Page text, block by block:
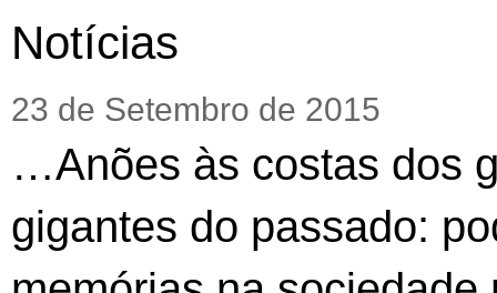
Notícias
23 de Setembro de 2015
…Anões às costas dos
gigantes do passado: